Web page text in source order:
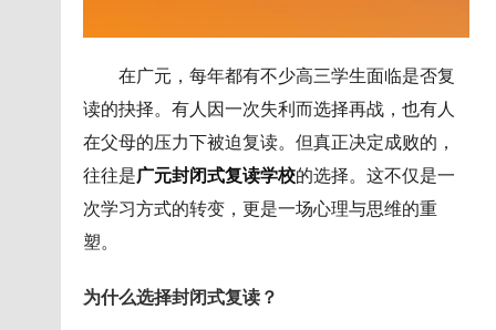
在广元，每年都有不少高三学生面临是否复
读的抉择。有人因一次失利而选择再战，也有人
在父母的压力下被迫复读。但真正决定成败的，
往往是广元封闭式复读学校的选择。这不仅是一
次学习方式的转变，更是一场心理与思维的重
塑。
为什么选择封闭式复读？